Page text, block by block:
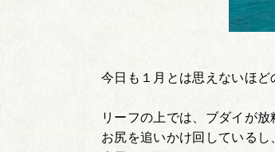
今日も１月とは思えないほど
リーフの上では、ブダイが
お尻を追いかけ回している